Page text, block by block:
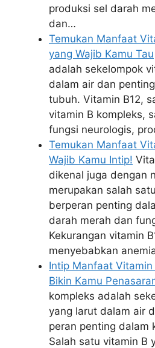
produksi sel darah
dan…
Temukan Manfaat
yang Wajib Kamu Tau
adalah sekelompok
dalam air dan
tubuh. Vitamin B12,
vitamin B kompleks,
fungsi neurologis,
Temukan Manfaat
Wajib Kamu Intip!
dikenal juga dengan
merupakan salah
berperan penting
darah merah dan
Kekurangan vitamin
menyebabkan
Intip Manfaat
Bikin Kamu
kompleks adalah
yang larut dalam air
peran penting dalam
Salah satu vitamin B